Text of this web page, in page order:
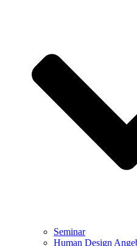
Seminar
Human Design